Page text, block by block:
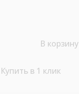
В корзину
Купить в 1 клик